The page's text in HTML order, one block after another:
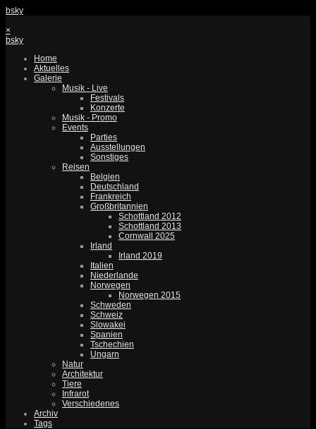
bsky
×
bsky
Home
Aktuelles
Galerie
Musik - Live
Festivals
Konzerte
Musik - Promo
Events
Parties
Ausstellungen
Sonstiges
Reisen
Belgien
Deutschland
Frankreich
Großbritannien
Schottland 2012
Schottland 2013
Cornwall 2025
Irland
Irland 2019
Italien
Niederlande
Norwegen
Norwegen 2015
Schweden
Schweiz
Slowakei
Spanien
Tschechien
Ungarn
Natur
Architektur
Tiere
Infrarot
Verschiedenes
Archiv
Tags